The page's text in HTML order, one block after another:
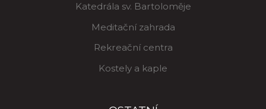
Katedrála sv. Bartoloměje
Meditační zahrada
Rekreační centra
Kostely a kaple